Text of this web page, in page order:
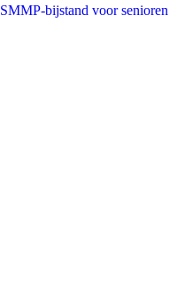
SMMP-bijstand voor senioren